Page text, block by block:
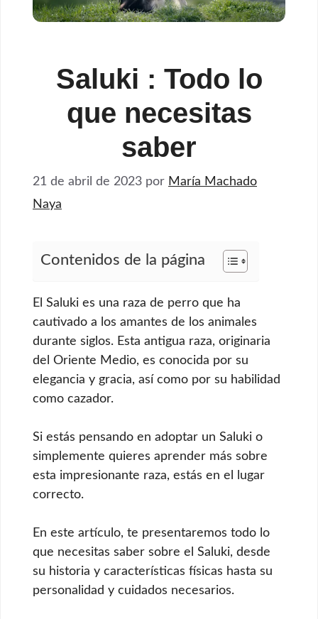
Saluki : Todo lo
que necesitas
saber
21 de abril de 2023 por María Machado
Naya
Contenidos de la página
El Saluki es una raza de perro que ha
cautivado a los amantes de los animales
durante siglos. Esta antigua raza, originaria
del Oriente Medio, es conocida por su
elegancia y gracia, así como por su habilidad
como cazador.
Si estás pensando en adoptar un Saluki o
simplemente quieres aprender más sobre
esta impresionante raza, estás en el lugar
correcto.
En este artículo, te presentaremos todo lo
que necesitas saber sobre el Saluki, desde
su historia y características físicas hasta su
personalidad y cuidados necesarios.